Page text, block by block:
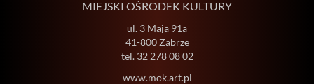
MIEJSKI OŚRODEK KULTURY
ul. 3 Maja 91a
41-800 Zabrze
tel. 32 278 08 02
www.mok.art.pl